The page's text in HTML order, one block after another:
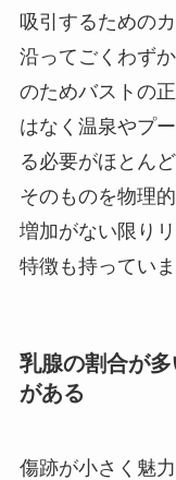
吸引するための
沿ってごくわず
のためバストの
はなく温泉やプ
る必要がほとん
そのものを物理
増加がない限り
特徴も持っていま
乳腺の割合が
がある
傷跡が小さく魅